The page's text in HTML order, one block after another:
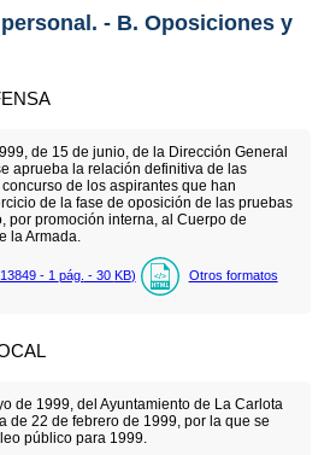
- B. Oposiciones y
de 15 de junio, de la Dirección General
aprueba la relación definitiva de las
de los aspirantes que han
de la fase de oposición de las pruebas
por promoción interna, al Cuerpo de
la Armada.
- 1 pág. - 30 KB) Otros formatos
de 1999, del Ayuntamiento de La Carlota
de 22 de febrero de 1999, por la que se
público para 1999.